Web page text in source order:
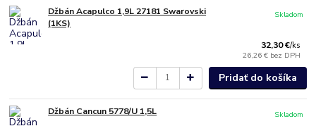
Džbán Acapulco 1,9L 27181 Swarovski
(1KS)
32,30 €/ks
26,26 € bez DPH
Skladom
Pridať do košíka
Džbán Cancun 5778/U 1,5L
Skladom